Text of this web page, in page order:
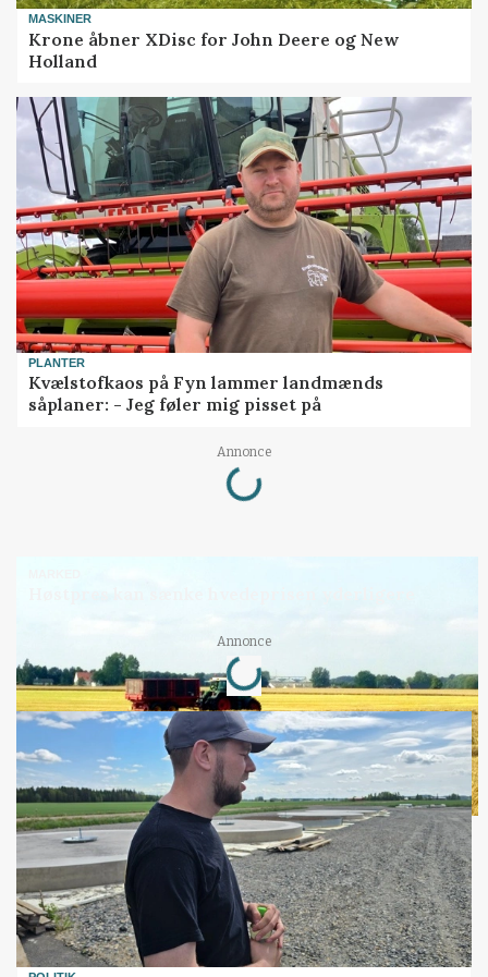
MASKINER
Krone åbner XDisc for John Deere og New
Holland
PLANTER
Kvælstofkaos på Fyn lammer landmænds
såplaner: - Jeg føler mig pisset på
Annonce
Loading...
Annonce
Loading...